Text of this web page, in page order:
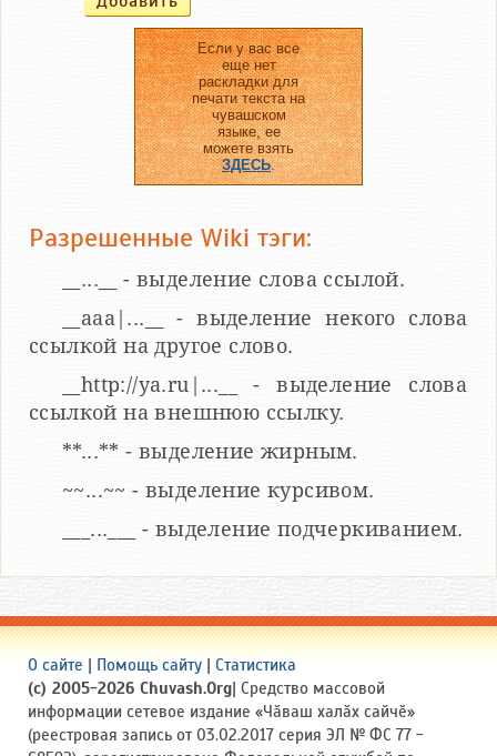
Если у вас все
еще нет
раскладки для
печати текста на
чувашском
языке, ее
можете взять
ЗДЕСЬ.
Разрешенные Wiki тэги:
__...__ - выделение слова ссылой.
__aaa|...__ - выделение некого слова
ссылкой на другое слово.
__http://ya.ru|...__ - выделение слова
ссылкой на внешнюю ссылку.
**...** - выделение жирным.
~~...~~ - выделение курсивом.
___...___ - выделение подчеркиванием.
О сайте | Помощь сайту | Статистика
(c) 2005-2026 Chuvash.Org| Средство массовой
информации сетевое издание «Чӑваш халӑх сайчӗ»
(реестровая запись от 03.02.2017 серия ЭЛ № ФС 77 -